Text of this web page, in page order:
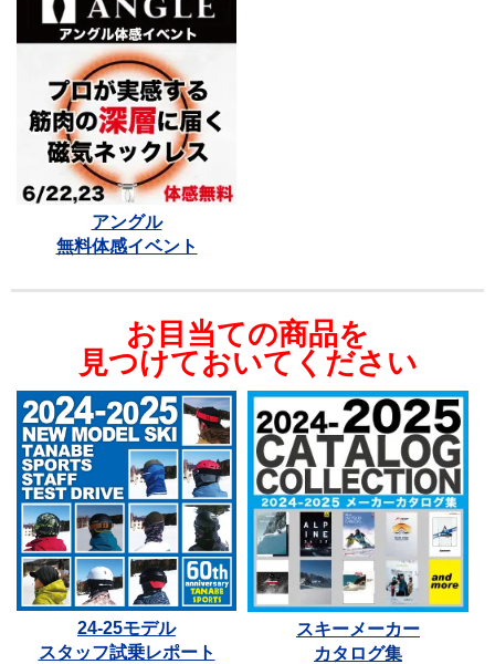
アングル
無料体感イベント
お目当ての商品を
見つけておいてください
24-25モデル
スタッフ試乗レポート
スキーメーカー
カタログ集